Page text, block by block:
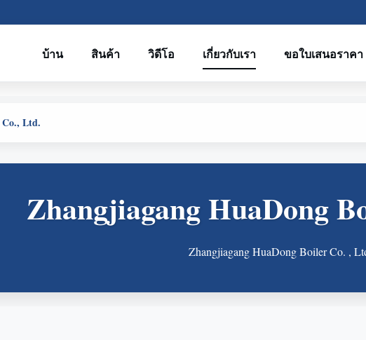
บ้าน สินค้า วิดีโอ เกี่ยวกับเรา ขอใบเสนอราคา
Ltd.
Zhangjiagang HuaDong
Zhangjiagang HuaDong Boiler Co. ,